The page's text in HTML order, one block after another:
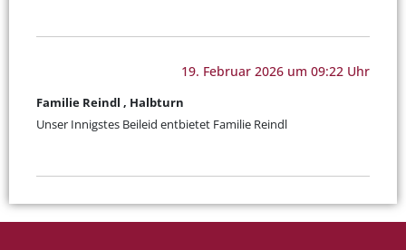
19. Februar 2026 um 09:22 Uhr
Familie Reindl , Halbturn
Unser Innigstes Beileid entbietet Familie Reindl